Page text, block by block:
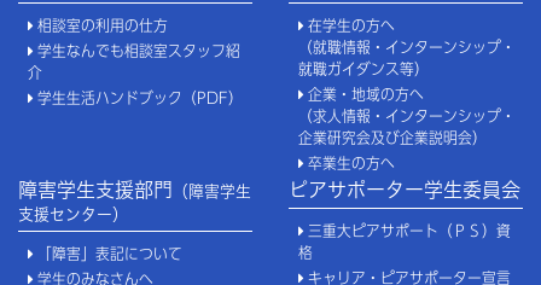
相談室の利用の仕方
学生なんでも相談室スタッフ紹
介
学生生活ハンドブック（PDF）
在学生の方へ
（就職情報・インターンシップ・
就職ガイダンス等）
企業・地域の方へ
（求人情報・インターンシップ・
企業研究会及び企業説明会）
卒業生の方へ
障害学生支援部門
（障害学生
支援センター）
「障害」表記について
学生のみなさんへ
ピアサポーター学生委員会
三重大ピアサポート（ＰＳ）資
格
キャリア・ピアサポーター宣言